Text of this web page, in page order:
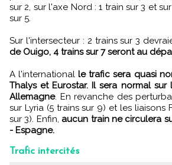
sur 2, sur l'axe Nord : 1 train sur 3 et
sur 5.
Sur l'intersecteur : 2 trains sur 3
de Ouigo, 4 trains sur 7 seront au
A l'internationalle trafic sera quasi
Thalys et Eurostar. Il sera normal sur
Allemagne. En revanche des
sur Lyria (5 trains sur 9) et les liaisons
sur 3). Enfin, aucun train ne circulera
- Espagne.
Trafic intercités